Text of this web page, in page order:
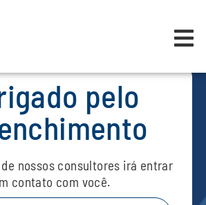
Causa —
pelo
nossos consultores irá entrar
contato com você.